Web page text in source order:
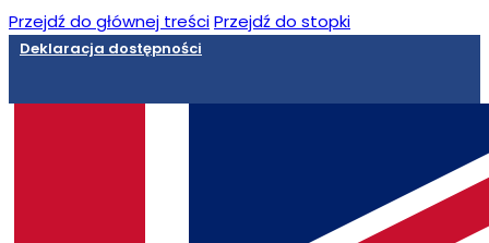
Przejdź do głównej treściPrzejdź do stopki
Deklaracja dostępności